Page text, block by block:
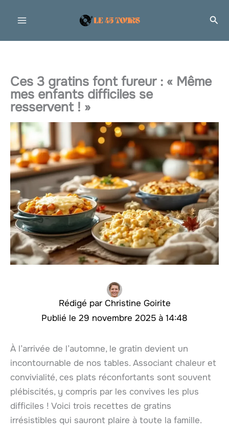
Ces 3 gratins font fureur : « Même
mes enfants difficiles se
resservent ! »
Christine Goirite
29 novembre 2025 à 14:48
À l’arrivée de l’automne, le gratin devient un
incontournable de nos tables. Associant chaleur et
convivialité, ces plats réconfortants sont souvent
plébiscités, y compris par les convives les plus
difficiles ! Voici trois recettes de gratins
irrésistibles qui sauront plaire à toute la famille.